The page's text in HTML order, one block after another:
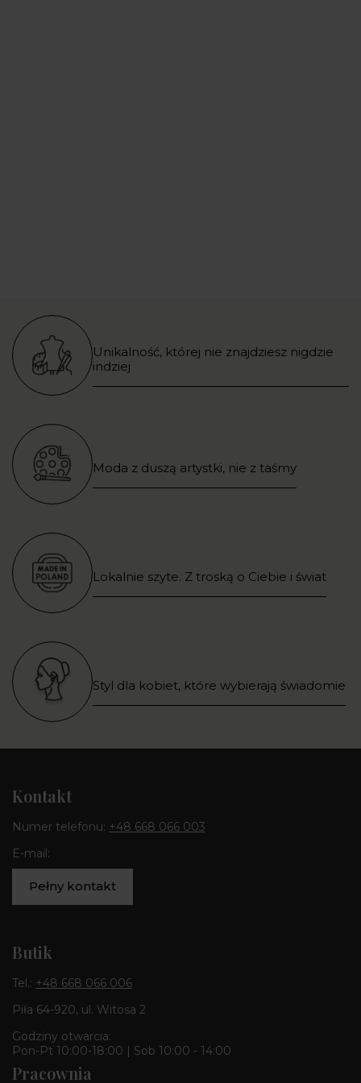
Unikalność, której nie znajdziesz nigdzie
indziej
Moda z duszą artystki, nie z taśmy
Lokalnie szyte. Z troską o Ciebie i świat
Styl dla kobiet, które wybierają świadomie
Kontakt
Numer telefonu: +48 668 066 003
E-mail:
Pełny kontakt
Butik
Tel.: +48 668 066 006
Piła 64-920, ul. Witosa 2
Godziny otwarcia:
Pon-Pt 10:00-18:00 | Sob 10:00 - 14:00
Pracownia